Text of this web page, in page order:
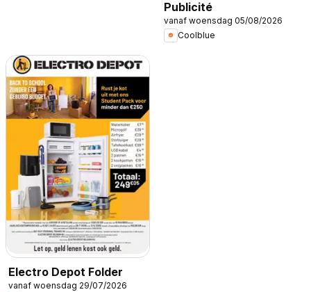
Publicité
vanaf woensdag 05/08/2026
Coolblue
Electro Depot Folder
vanaf woensdag 29/07/2026